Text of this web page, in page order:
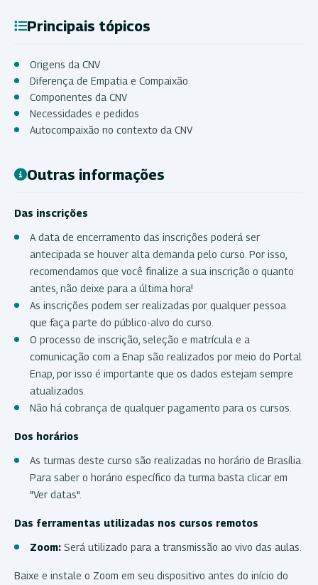
Principais tópicos
Origens da CNV
Diferença de Empatia e Compaixão
Componentes da CNV
Necessidades e pedidos
Autocompaixão no contexto da CNV
Outras informações
Das inscrições
A data de encerramento das inscrições poderá ser
antecipada se houver alta demanda pelo curso. Por isso,
recomendamos que você finalize a sua inscrição o quanto
antes, não deixe para a última hora!
As inscrições podem ser realizadas por qualquer pessoa
que faça parte do público-alvo do curso.
O processo de inscrição, seleção e matrícula e a
comunicação com a Enap são realizados por meio do Portal
Enap, por isso é importante que os dados estejam sempre
atualizados.
Não há cobrança de qualquer pagamento para os cursos.
Dos horários
As turmas deste curso são realizadas no horário de Brasília.
Para saber o horário específico da turma basta clicar em
"Ver datas".
Das ferramentas utilizadas nos cursos remotos
Zoom: Será utilizado para a transmissão ao vivo das aulas.
Baixe e instale o Zoom em seu dispositivo antes do início do